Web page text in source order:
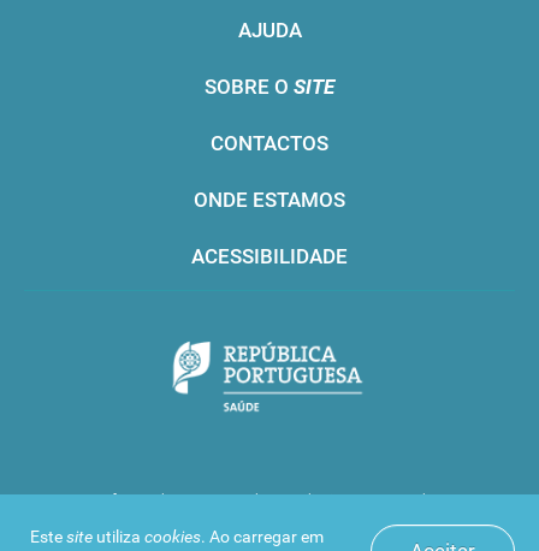
Estesite utiliza cookies. Ao carregar em
AJUDA
SOBRE O SITE
CONTACTOS
ONDE ESTAMOS
ACESSIBILIDADE
Infarmed © 2016. Todos os direitos reservados